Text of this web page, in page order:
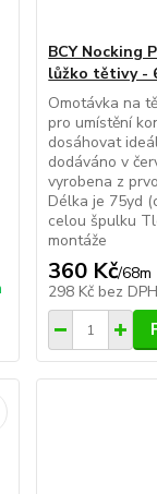
BCY Nocking
lůžko tětivy -
Omotávka na
pro umístění
dosáhovat
dodáváno v
vyrobena z
Délka je 75yd
celou špulku
montáže
360 Kč/68m
298 Kč bez DPH